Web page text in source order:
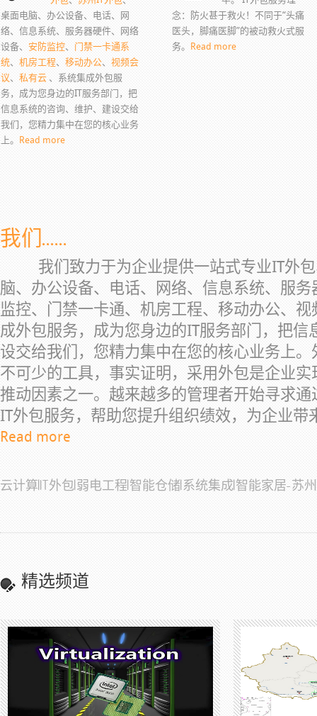
桌面电脑、办公设备、电话、网
络、信息系统、服务器硬件、网络
设备、 安防监控、 门禁一卡通系
统、 机房工程、 移动办公、 视频会
议、 私有云 、系统集成外包服
务，成为您身边的IT服务部门，把
信息系统的咨询、维护、建设交给
我们，您精力集中在您的核心业务
上。
Read more
念：防火甚于救火！不同于“头痛
医头，脚痛医脚”的被动救火式服
务。
Read more
我们......
我们致力于为企业提供一站式专业IT外包
脑、办公设备、电话、网络、信息系统、服
监控、门禁一卡通、机房工程、移动办公、
成外包服务，成为您身边的IT服务部门，把信
设交给我们，您精力集中在您的核心业务上
不可少的工具，事实证明，采用外包是企业
推动因素之一。越来越多的管理者开始寻求
IT外包服务，帮助您提升组织绩效，为企业带
Read more
云计算|IT外包|弱电工程|智能仓储|系统集成|智能家居-苏
精选频道